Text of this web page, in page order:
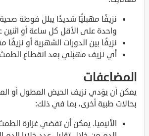
نزيفًا مهبليًّا شديدًا يبلل فوطة
واحدة على الأقل كل ساعة أو اثنين
نزيفًا بين الدورات الشهرية أو نزيفًا
أي نزيف مهبلي بعد انقطاع الطمث
المضاعفات
يمكن أن يؤدي نزيف الحيض المطول أو
بحالات طبية أخرى، بما في ذلك:
الأنيميا. يمكن أن تفضي غزارة